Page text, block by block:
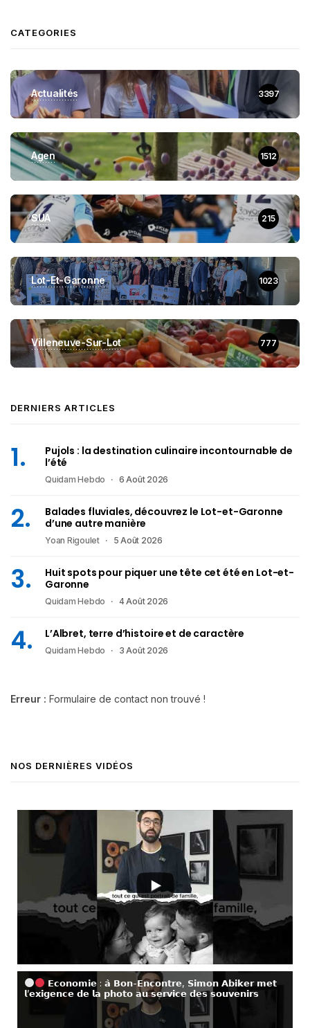
CATEGORIES
Actualités 3397
Agen 1512
SUA 215
Lot-Et-Garonne 1023
Villeneuve-Sur-Lot 777
DERNIERS ARTICLES
Pujols : la destination culinaire incontournable de
l’été
Quidam Hebdo 6 Août 2026
Balades fluviales, découvrez le Lot-et-Garonne
d’une autre manière
Yoan Rigoulet 5 Août 2026
Huit spots pour piquer une tête cet été en Lot-et-
Garonne
Quidam Hebdo 4 Août 2026
L’Albret, terre d’histoire et de caractère
Quidam Hebdo 3 Août 2026
Erreur : Formulaire de contact non trouvé !
NOS DERNIÈRES VIDÉOS
𝗘𝗰𝗼𝗻𝗼𝗺𝗶𝗲 : 𝗮̀ 𝗕𝗼𝗻-𝗘𝗻𝗰𝗼𝗻𝘁𝗿𝗲, 𝗦𝗶𝗺𝗼𝗻 𝗔𝗯𝗶𝗸𝗲𝗿 𝗺𝗲𝘁
𝗹’𝗲𝘅𝗶𝗴𝗲𝗻𝗰𝗲 𝗱𝗲 𝗹𝗮 𝗽𝗵𝗼𝘁𝗼 𝗮𝘂 𝘀𝗲𝗿𝘃𝗶𝗰𝗲 𝗱𝗲𝘀 𝘀𝗼𝘂𝘃𝗲𝗻𝗶𝗿𝘀